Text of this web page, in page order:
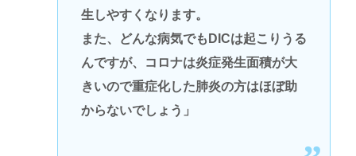
生しやすくなります。
また、どんな病気でもDICは起こりうる
んですが、コロナは炎症発生面積が大
きいので重症化した肺炎の方はほぼ助
からないでしょう」